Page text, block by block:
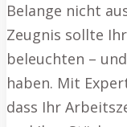
Belange nicht
Zeugnis sollte
beleuchten –
haben. Mit
dass Ihr